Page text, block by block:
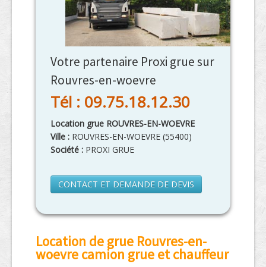
Votre partenaire Proxi grue sur
Rouvres-en-woevre
Tél : 09.75.18.12.30
Location grue ROUVRES-EN-WOEVRE
Ville : ROUVRES-EN-WOEVRE (55400)
Société : PROXI GRUE
CONTACT ET DEMANDE DE DEVIS
Location de grue Rouvres-en-
woevre camion grue et chauffeur